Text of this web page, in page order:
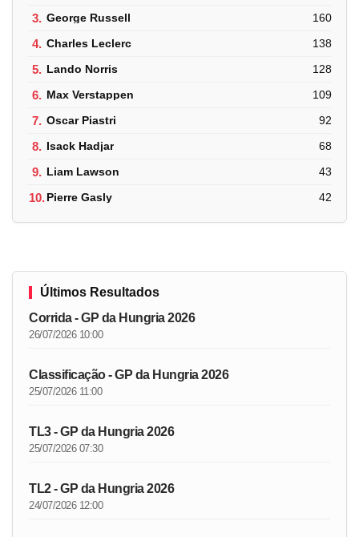
3. George Russell 160
4. Charles Leclerc 138
5. Lando Norris 128
6. Max Verstappen 109
7. Oscar Piastri 92
8. Isack Hadjar 68
9. Liam Lawson 43
10.Pierre Gasly 42
Últimos Resultados
Corrida - GP da Hungria 2026
26/07/2026 10:00
Classificação - GP da Hungria 2026
25/07/2026 11:00
TL3 - GP da Hungria 2026
25/07/2026 07:30
TL2 - GP da Hungria 2026
24/07/2026 12:00